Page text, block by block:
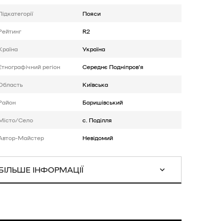
Пояси
R2
Україна
регіон Середнє Подніпров'я
Київська
Баришівський
Село с. Поділля
Майстер Невідомий
ІНФОРМАЦІЇ